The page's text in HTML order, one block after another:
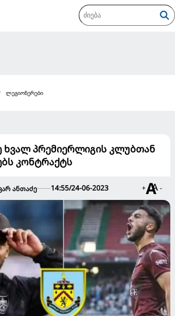
ლეგიონერები
ხვალ პრემიერლიგის კლუბთან
კონტრაქტს
ანთაძე 14:55/24-06-2023 + -